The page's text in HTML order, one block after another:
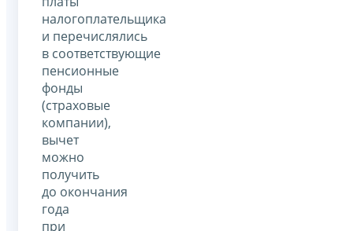
налогоплательщика
и перечислялись
в соответствующие
пенсионные
фонды
(страховые
компании),
вычет
можно
получить
до окончания
года
при